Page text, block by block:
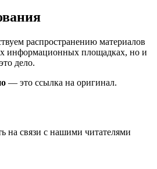
распространению материалов
информационных площадках, но и
дело.
— это ссылка на оригинал.
на связи с нашими читателями